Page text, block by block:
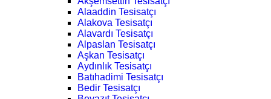
Alaaddin Tesisatçı
Alakova Tesisatçı
Alavardı Tesisatçı
Alpaslan Tesisatçı
Aşkan Tesisatçı
Aydınlık Tesisatçı
Batıhadimi Tesisatçı
Bedir Tesisatçı